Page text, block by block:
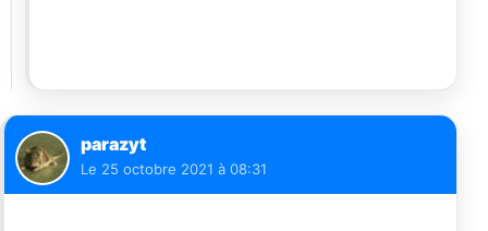
parazyt
Le 25 octobre 2021 à 08:31